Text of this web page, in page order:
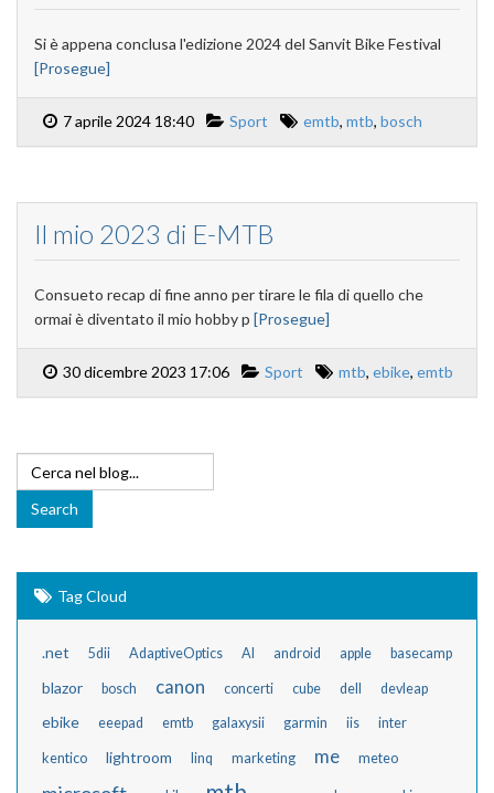
Si è appena conclusa l'edizione 2024 del Sanvit Bike Festival
[Prosegue]
7 aprile 2024 18:40 Sport emtb, mtb, bosch
Il mio 2023 di E-MTB
Consueto recap di fine anno per tirare le fila di quello che
ormai è diventato il mio hobby p [Prosegue]
30 dicembre 2023 17:06 Sport mtb, ebike, emtb
Tag Cloud
.net 5dii AdaptiveOptics AI android apple basecamp
blazor bosch canon concerti cube dell devleap
ebike eeepad emtb galaxysii garmin iis inter
kentico lightroom linq marketing me meteo